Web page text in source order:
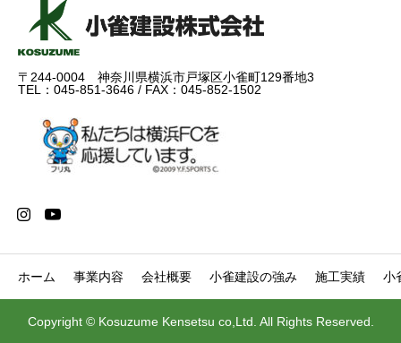
〒244-0004 神奈川県横浜市戸塚区小雀町129番地3
TEL：045-851-3646 / FAX：045-852-1502
ホーム 事業内容 会社概要 小雀建設の強み 施工実績 小
Copyright © Kosuzume Kensetsu co,Ltd. All Rights Reserved.